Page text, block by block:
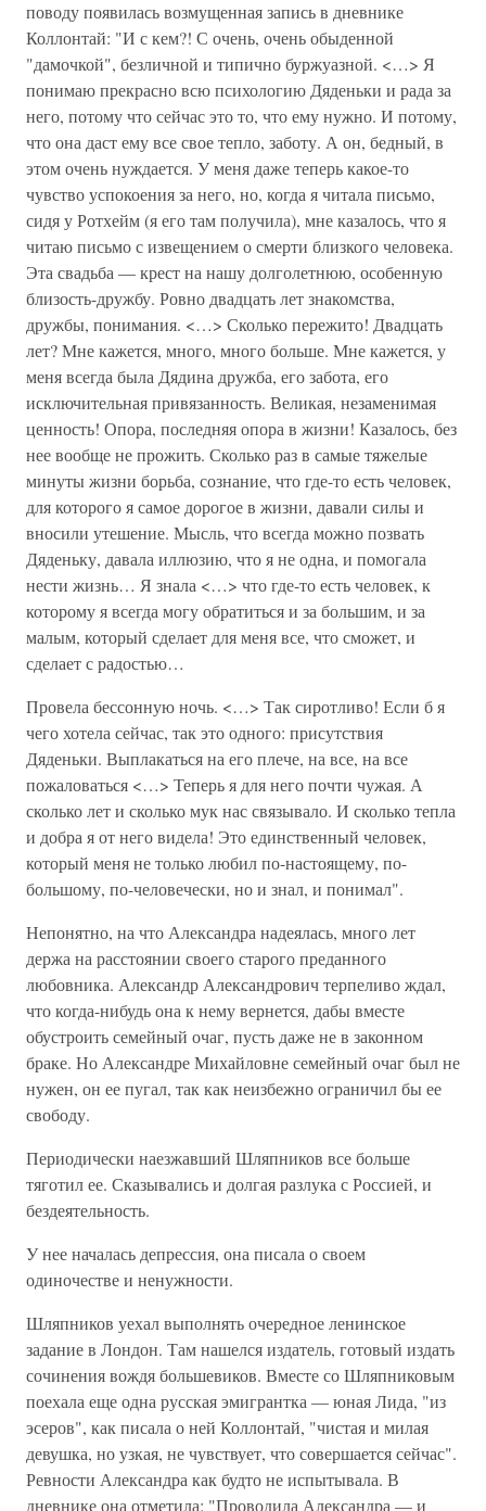
поводу появилась возмущенная запись в дневнике
Коллонтай: "И с кем?! С очень, очень обыденной
"дамочкой", безличной и типично буржуазной. <…> Я
понимаю прекрасно всю психологию Дяденьки и рада за
него, потому что сейчас это то, что ему нужно. И потому,
что она даст ему все свое тепло, заботу. А он, бедный, в
этом очень нуждается. У меня даже теперь какое-то
чувство успокоения за него, но, когда я читала письмо,
сидя у Ротхейм (я его там получила), мне казалось, что я
читаю письмо с извещением о смерти близкого человека.
Эта свадьба — крест на нашу долголетнюю, особенную
близость-дружбу. Ровно двадцать лет знакомства,
дружбы, понимания. <…> Сколько пережито! Двадцать
лет? Мне кажется, много, много больше. Мне кажется, у
меня всегда была Дядина дружба, его забота, его
исключительная привязанность. Великая, незаменимая
ценность! Опора, последняя опора в жизни! Казалось, без
нее вообще не прожить. Сколько раз в самые тяжелые
минуты жизни борьба, сознание, что где-то есть человек,
для которого я самое дорогое в жизни, давали силы и
вносили утешение. Мысль, что всегда можно позвать
Дяденьку, давала иллюзию, что я не одна, и помогала
нести жизнь… Я знала <…> что где-то есть человек, к
которому я всегда могу обратиться и за большим, и за
малым, который сделает для меня все, что сможет, и
сделает с радостью…
Провела бессонную ночь. <…> Так сиротливо! Если б я
чего хотела сейчас, так это одного: присутствия
Дяденьки. Выплакаться на его плече, на все, на все
пожаловаться <…> Теперь я для него почти чужая. А
сколько лет и сколько мук нас связывало. И сколько тепла
и добра я от него видела! Это единственный человек,
который меня не только любил по-настоящему, по-
большому, по-человечески, но и знал, и понимал".
Непонятно, на что Александра надеялась, много лет
держа на расстоянии своего старого преданного
любовника. Александр Александрович терпеливо ждал,
что когда-нибудь она к нему вернется, дабы вместе
обустроить семейный очаг, пусть даже не в законном
браке. Но Александре Михайловне семейный очаг был не
нужен, он ее пугал, так как неизбежно ограничил бы ее
свободу.
Периодически наезжавший Шляпников все больше
тяготил ее. Сказывались и долгая разлука с Россией, и
бездеятельность.
У нее началась депрессия, она писала о своем
одиночестве и ненужности.
Шляпников уехал выполнять очередное ленинское
задание в Лондон. Там нашелся издатель, готовый издать
сочинения вождя большевиков. Вместе со Шляпниковым
поехала еще одна русская эмигрантка — юная Лида, "из
эсеров", как писала о ней Коллонтай, "чистая и милая
девушка, но узкая, не чувствует, что совершается сейчас".
Ревности Александра как будто не испытывала. В
дневнике она отметила: "Проводила Александра — и